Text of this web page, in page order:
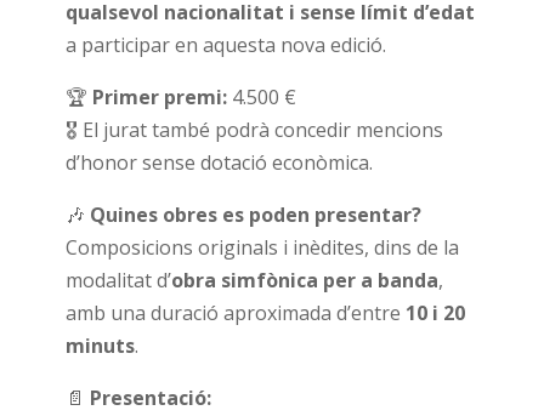
qualsevol nacionalitat i sense límit d’edat
a participar en aquesta nova edició.
🏆 Primer premi:4.500 €
🎖 El jurat també podrà concedir mencions
d’honor sense dotació econòmica.
🎶 Quines obres es poden presentar?
Composicions originals i inèdites, dins de la
modalitat d’obra simfònica per a banda,
amb una duració aproximada d’entre 10 i 20
minuts.
📄 Presentació: